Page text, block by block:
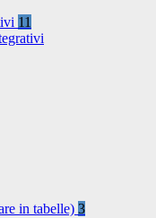
11
in tabelle) 3